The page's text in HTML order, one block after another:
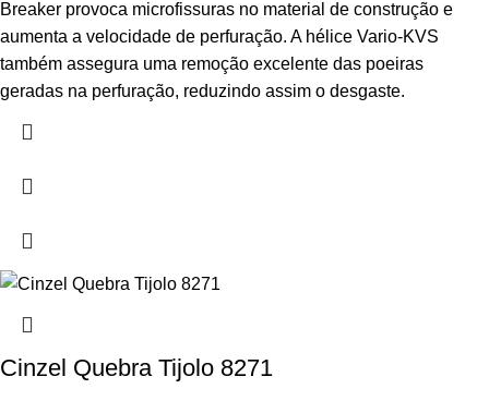
Breaker provoca microfissuras no material de construção e
aumenta a velocidade de perfuração. A hélice Vario-KVS
também assegura uma remoção excelente das poeiras
geradas na perfuração, reduzindo assim o desgaste.
Cinzel Quebra Tijolo 8271